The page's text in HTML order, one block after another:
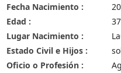
Fecha Nacimiento :
Edad :
37
Lugar Nacimiento :
Estado Civil e Hijos :
Oficio o Profesión :